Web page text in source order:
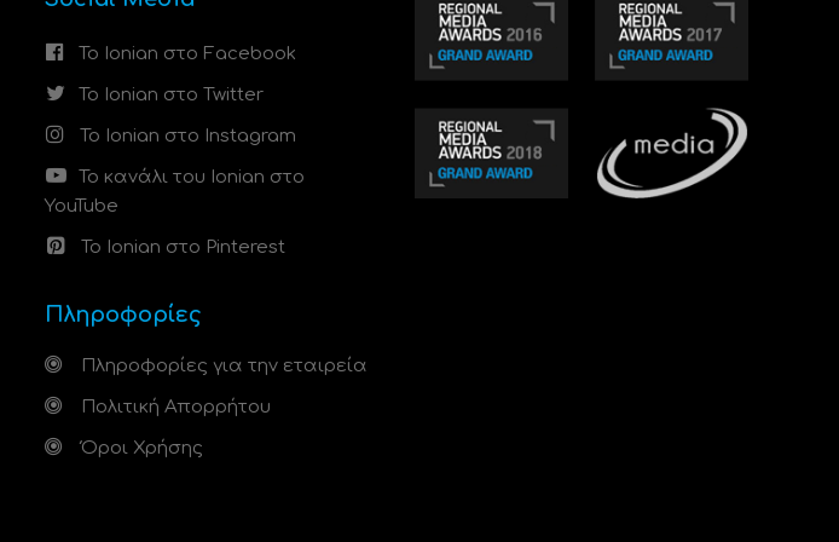
Το Ionian στο Facebook
Το Ionian στο Twitter
Το Ionian στο Instagram
Το κανάλι του Ionian στο
YouTube
Το Ionian στο Pinterest
Πληροφορίες
Πληροφορίες για την εταιρεία
Πολιτική Απορρήτου
Όροι Χρήσης